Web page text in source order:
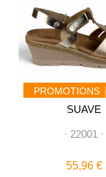
PROMOTIONS
SUAVE
· 22001 ·
55,96 €